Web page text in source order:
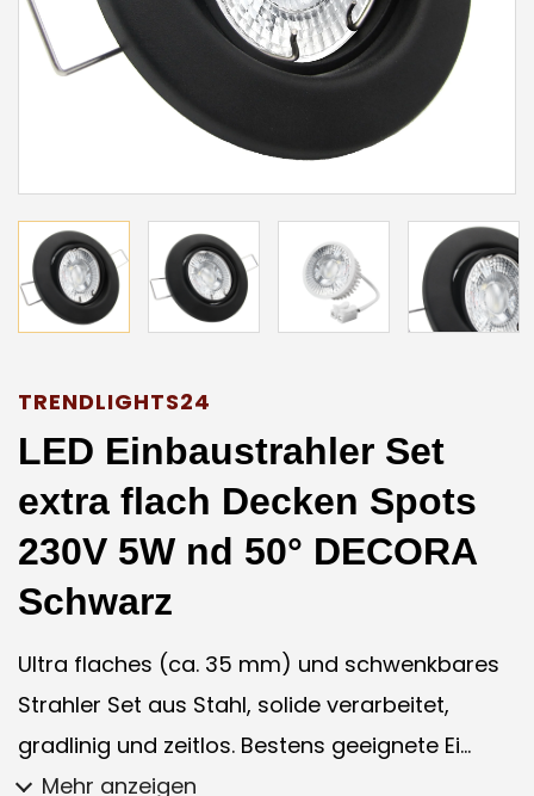
TRENDLIGHTS24
LED Einbaustrahler Set
extra flach Decken Spots
230V 5W nd 50° DECORA
Schwarz
Ultra flaches (ca. 35 mm) und schwenkbares
Strahler Set aus Stahl, solide verarbeitet,
gradlinig und zeitlos. Bestens geeignete Ei...
Mehr anzeigen